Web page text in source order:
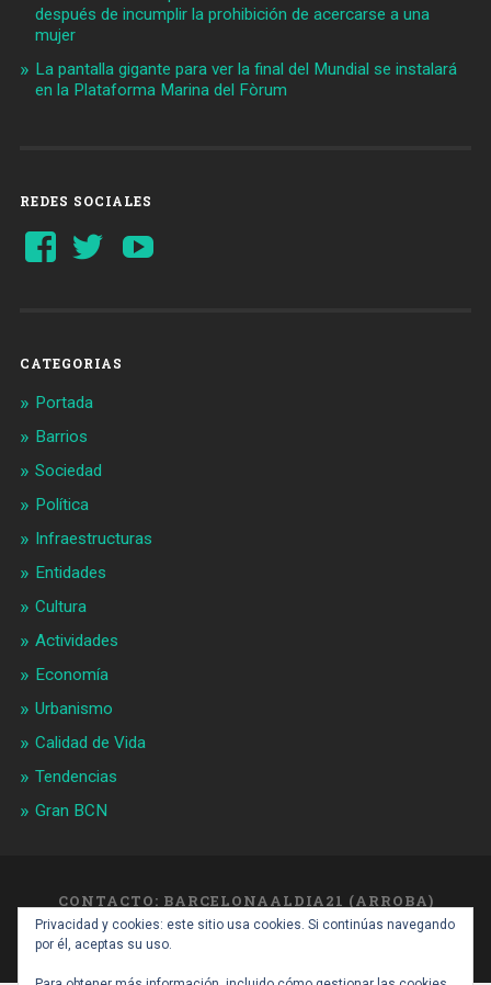
después de incumplir la prohibición de acercarse a una
mujer
La pantalla gigante para ver la final del Mundial se instalará
en la Plataforma Marina del Fòrum
REDES SOCIALES
Ver
perfil
Ver
perfil
CATEGORIAS
Portada
Barrios
Sociedad
Política
Infraestructuras
Entidades
Cultura
Actividades
Economía
Urbanismo
Calidad de Vida
Tendencias
Gran BCN
CONTACTO: BARCELONAALDIA21 (ARROBA)
GMAIL.COM
Privacidad y cookies: este sitio usa cookies. Si continúas navegando
por él, aceptas su uso.